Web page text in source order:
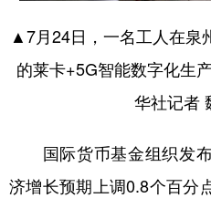
▲7月24日，一名工人在泉
的莱卡+5G智能数字化生
华社记者
国际货币基金组织发布
济增长预期上调0.8个百分